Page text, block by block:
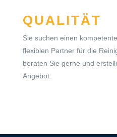
QUALITÄT
Sie suchen einen
flexiblen Partner für die
beraten Sie gerne und
Angebot.